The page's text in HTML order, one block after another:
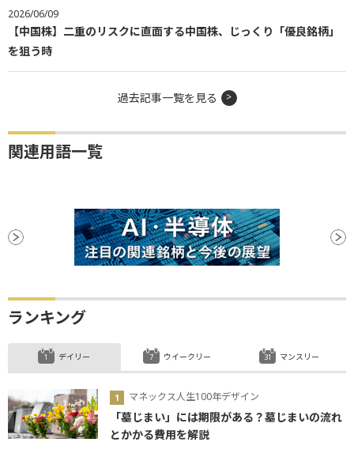
2026/06/09
【中国株】二重のリスクに直面する中国株、じっくり「優良銘柄」
を狙う時
過去記事一覧を見る
関連用語一覧
ランキング
デイリー
マネックス人生100年デザイン
「墓じまい」には期限がある？墓じまいの流れ
とかかる費用を解説
ウイークリー マンスリー